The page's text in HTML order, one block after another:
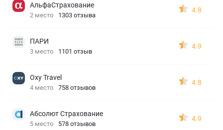
АльфаСтрахование
2 место 1303 отзыва
4.8
ПАРИ
3 место 1101 отзыв
4.9
Oxy Travel
4 место 758 отзывов
4.8
Абсолют Страхование
5 место 578 отзывов
4.9